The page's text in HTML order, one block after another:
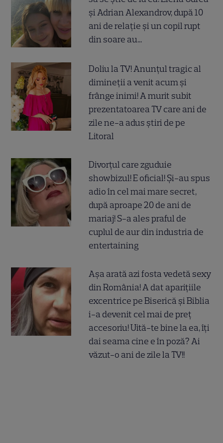
și Adrian Alexandrov, după 10
ani de relație și un copil rupt
din soare au...
Doliu la TV! Anunțul tragic al
dimineții a venit acum și
frânge inimi! A murit subit
prezentatoarea TV care ani de
zile ne-a adus știri de pe
Litoral
Divorțul care zguduie
showbizul! E oficial! Și-au spus
adio în cel mai mare secret,
după aproape 20 de ani de
mariaj! S-a ales praful de
cuplul de aur din industria de
entertaining
Așa arată azi fosta vedetă sexy
din România! A dat aparițiile
excentrice pe Biserică și Biblia
i-a devenit cel mai de preț
accesoriu! Uită-te bine la ea, îți
dai seama cine e în poză? Ai
văzut-o ani de zile la TV!!